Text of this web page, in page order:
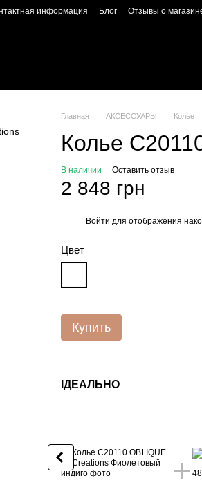
информация Блог Отзывы о
Главная АКСЕССУАРЫ Колье
Колье
В наличии Оставить отзыв
2 848 грн
Войти для отображения
Цвет
Купить
ІДЕАЛЬНО